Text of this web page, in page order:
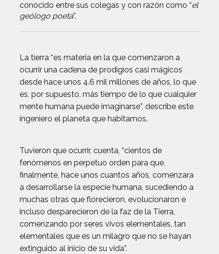
conocido entre sus colegas y con razón como “el
geólogo poeta”.
La tierra “es materia en la que comenzaron a
ocurrir una cadena de prodigios casi mágicos
desde hace unos 4.6 mil millones de años, lo que
es, por supuesto, más tiempo de lo que cualquier
mente humana puede imaginarse”, describe este
ingeniero el planeta que habitamos.
Tuvieron que ocurrir, cuenta, “cientos de
fenómenos en perpetuo orden para que,
finalmente, hace unos cuantos años, comenzara
a desarrollarse la especie humana, sucediendo a
muchas otras que florecieron, evolucionaron e
incluso desparecieron de la faz de la Tierra,
comenzando por seres vivos elementales, tan
elementales que es un milagro que no se hayan
extinguido al inicio de su vida”.